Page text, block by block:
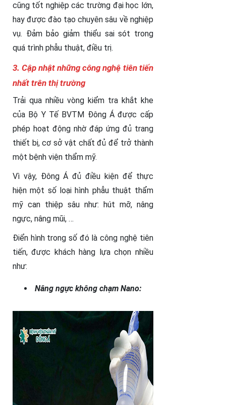
cũng tốt nghiệp các trường đại học lớn,
hay được đào tạo chuyên sâu về nghiệp
vụ. Đảm bảo giảm thiểu sai sót trong
quá trình phẫu thuật, điều trị.
3. Cập nhật những công nghệ tiên tiến
nhất trên thị trường
Trải qua nhiều vòng kiểm tra khắt khe
của Bộ Y Tế BVTM Đông Á được cấp
phép hoạt động nhờ đáp ứng đủ trang
thiết bị, cơ sở vật chất đủ để trở thành
một bệnh viện thẩm mỹ.
Vì vậy, Đông Á đủ điều kiện để thực
hiện một số loại hình phẫu thuật thẩm
mỹ can thiệp sâu như: hút mỡ, nâng
ngực, nâng mũi, …
Điển hình trong số đó là công nghệ tiên
tiến, được khách hàng lựa chọn nhiều
như:
Nâng ngực không chạm Nano: